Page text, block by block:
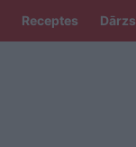
Receptes Dārzs